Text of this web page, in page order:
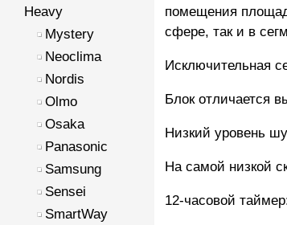
Heavy
Mystery
Neoclima
Nordis
Olmo
Osaka
Panasonic
Samsung
Sensei
SmartWay
помещения
сфере, так и в
Исключительная
Блок отличается
Низкий уровень
На самой низкой
12-часовой